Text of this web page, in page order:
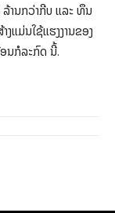
ານກວ່າກີບ ແລະ ທຶນ
ແມ່ນໃຊ້ແຮງງານຂອງ
ອນກໍລະກົດ ນີ້.